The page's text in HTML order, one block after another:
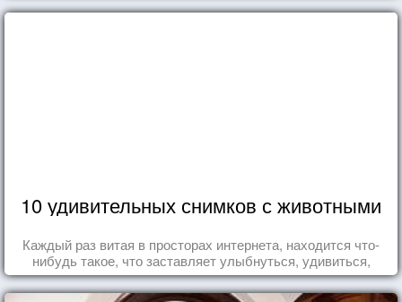
10 удивительных снимков с животными
Каждый раз витая в просторах интернета, находится что-
нибудь такое, что заставляет улыбнуться, удивиться,
восхититься...